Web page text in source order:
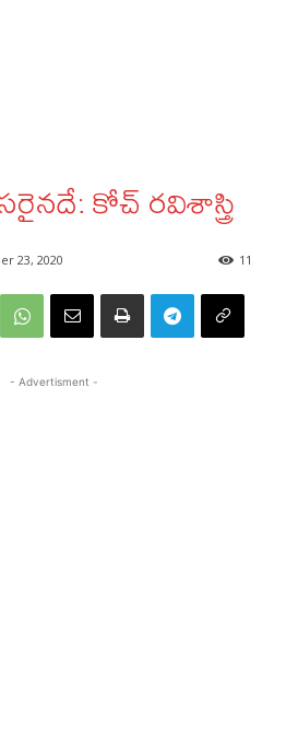
కోచ్‌ రవిశాస్త్రి
23, 2020 11
- Advertisment -